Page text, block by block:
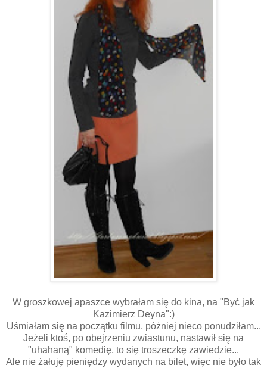
W groszkowej apaszce wybrałam się do kina, na "Być jak
Kazimierz Deyna":)
Uśmiałam się na początku filmu, póżniej nieco ponudziłam...
Jeżeli ktoś, po obejrzeniu zwiastunu, nastawił się na
"uhahaną" komedię, to się troszeczkę zawiedzie...
Ale nie żałuję pieniędzy wydanych na bilet, więc nie było tak